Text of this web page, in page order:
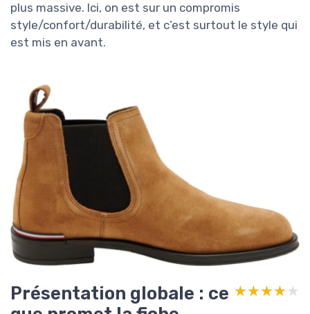
plus massive. Ici, on est sur un compromis
style/confort/durabilité, et c’est surtout le style qui
est mis en avant.
Présentation globale : ce ★★★★★
★★★★★